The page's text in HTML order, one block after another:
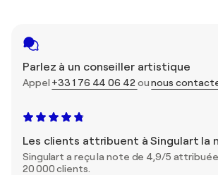
Parlez à un conseiller artistique
Appel +33 1 76 44 06 42 ounous
Les clients attribuent à Singulart la
Singulart a reçu la note de 4,9/5
20 000 clients.